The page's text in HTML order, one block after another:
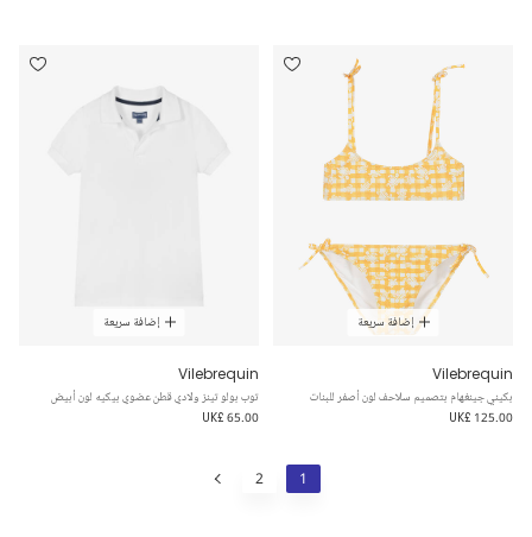
إضافة سريعة
Vilebrequin
بكيني جينغهام بتصميم سلاحف لون أصفر للبنات
UK£ 125.00
إضافة سريعة
Vilebrequin
توب بولو تينز ولادي قطن عضوي بيكيه لون أبيض
UK£ 65.00
1
2